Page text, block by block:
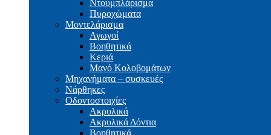
Ντουμπλάρισμα
Πυροχώματα
Μοντελάρισμα
Αγωγοί
Βoηθητικά
Κεριά
Μανό Κολοβομάτων
Μηχανήματα – συσκευές
Νάρθηκες
Οδοντοστοιχίες
Aκρυλικά
Ακρυλικά Δόντια
Βoηθητικά